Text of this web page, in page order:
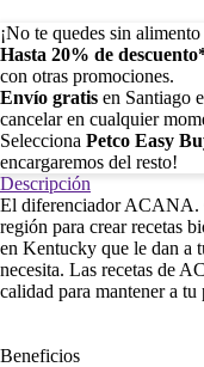
¡No te quedes sin
Hasta 20% de
con otras promociones.
Envío gratis en Santiago
cancelar en cualquier
Selecciona Petco Easy
encargaremos del resto!
Descripción
El diferenciador ACANA.
región para crear recetas
en Kentucky que le dan a
necesita. Las recetas de
calidad para mantener a
Beneficios